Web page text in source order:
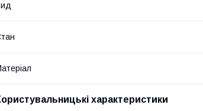
характеристики